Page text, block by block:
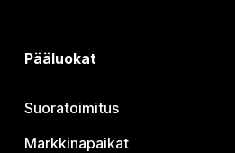
Pääluokat
Suoratoimitus
Markkinapaikat